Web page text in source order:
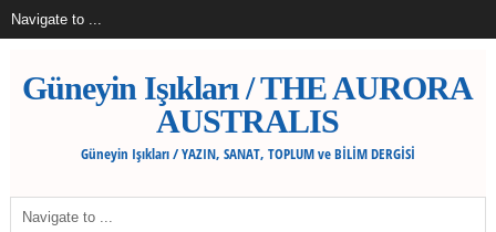
Güneyin Işıkları / THE AURORA
AUSTRALIS
Güneyin Işıkları / YAZIN, SANAT, TOPLUM ve BİLİM DERGİSİ